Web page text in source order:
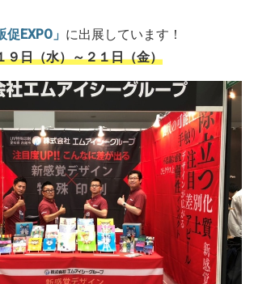
促EXPO」 に出展しています！
９日（水）～２１日（金）